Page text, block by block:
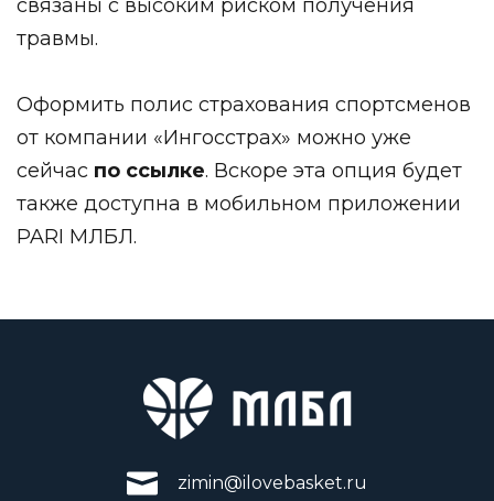
связаны с высоким риском получения
травмы.
Оформить полис страхования спортсменов
от компании «Ингосстрах» можно уже
сейчас по ссылке. Вскоре эта опция будет
также доступна в мобильном приложении
PARI МЛБЛ.
zimin@ilovebasket.ru